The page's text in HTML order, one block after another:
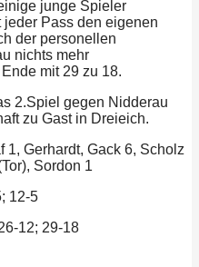
junge Spieler
jeder Pass den eigenen
der personellen
nichts mehr
mit 29 zu 18.
2.Spiel gegen Nidderau
zu Gast in Dreieich.
1, Gerhardt, Gack 6, Scholz
Sordon 1
12-5
12; 29-18